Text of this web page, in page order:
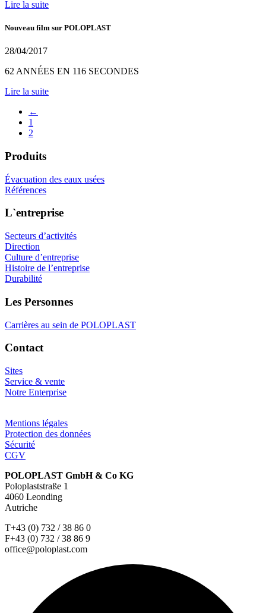
Lire la suite
Nouveau film sur POLOPLAST
28/04/2017
62 ANNÉES EN 116 SECONDES
Lire la suite
←
1
2
Produits
Évacuation des eaux usées
Références
L`entreprise
Secteurs d’activités
Direction
Culture d’entreprise
Histoire de l’entreprise
Durabilité
Les Personnes
Carrières au sein de POLOPLAST
Contact
Sites
Service & vente
Notre Enterprise
Mentions légales
Protection des données
Sécurité
CGV
POLOPLAST GmbH & Co KG
Poloplaststraße 1
4060 Leonding
Autriche
T+43 (0) 732 / 38 86 0
F+43 (0) 732 / 38 86 9
office@poloplast.com